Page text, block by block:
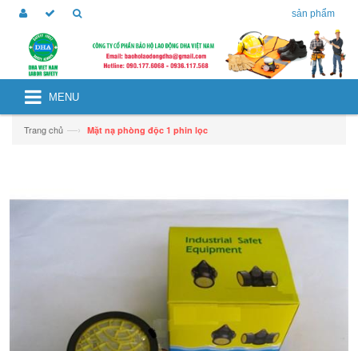
sản phẩm
MENU
Trang chủ —› Mặt nạ phòng độc 1 phin lọc